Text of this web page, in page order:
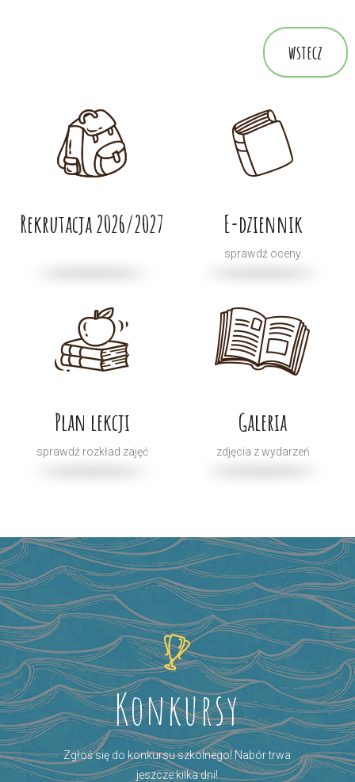
wstecz
Rekrutacja 2026/2027 E-dziennik
sprawdź oceny
Plan lekcji
sprawdź rozkład zajęć
Galeria
zdjęcia z wydarzeń
Konkursy
Zgłoś się do konkursu szkolnego! Nabór trwa
jeszcze kilka dni!